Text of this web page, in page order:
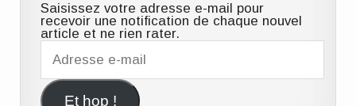
Saisissez votre adresse e-mail pour
recevoir une notification de chaque nouvel
article et ne rien rater.
Adresse
Et hop !